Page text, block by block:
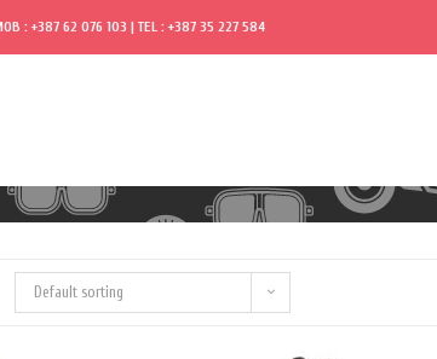
: +387 62 076 103 | TEL : +387 35 227 584
Default sorting